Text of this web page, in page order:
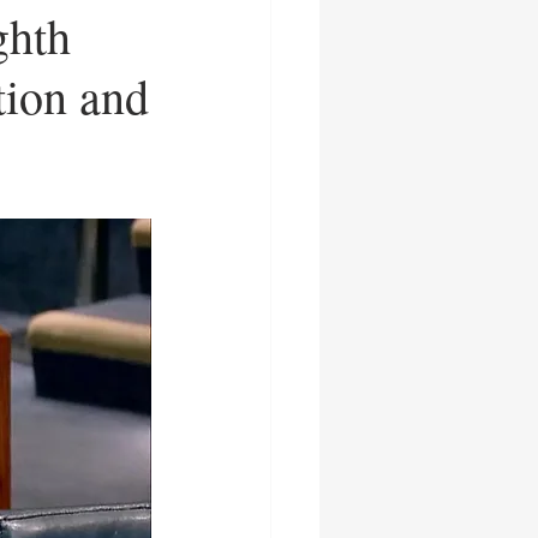
and